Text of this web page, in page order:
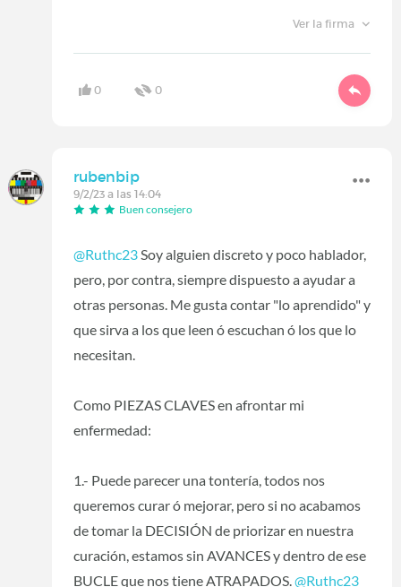
Ver la firma
0 0
rubenbip
9/2/23 a las 14:04
Buen consejero
@Ruthc23Soy alguien discreto y poco hablador,
pero, por contra, siempre dispuesto a ayudar a
otras personas. Me gusta contar "lo aprendido" y
que sirva a los que leen ó escuchan ó los que lo
necesitan.
Como PIEZAS CLAVES en afrontar mi
enfermedad:
1.- Puede parecer una tontería, todos nos
queremos curar ó mejorar, pero si no acabamos
de tomar la DECISIÓN de priorizar en nuestra
curación, estamos sin AVANCES y dentro de ese
BUCLE que nos tiene ATRAPADOS.@Ruthc23